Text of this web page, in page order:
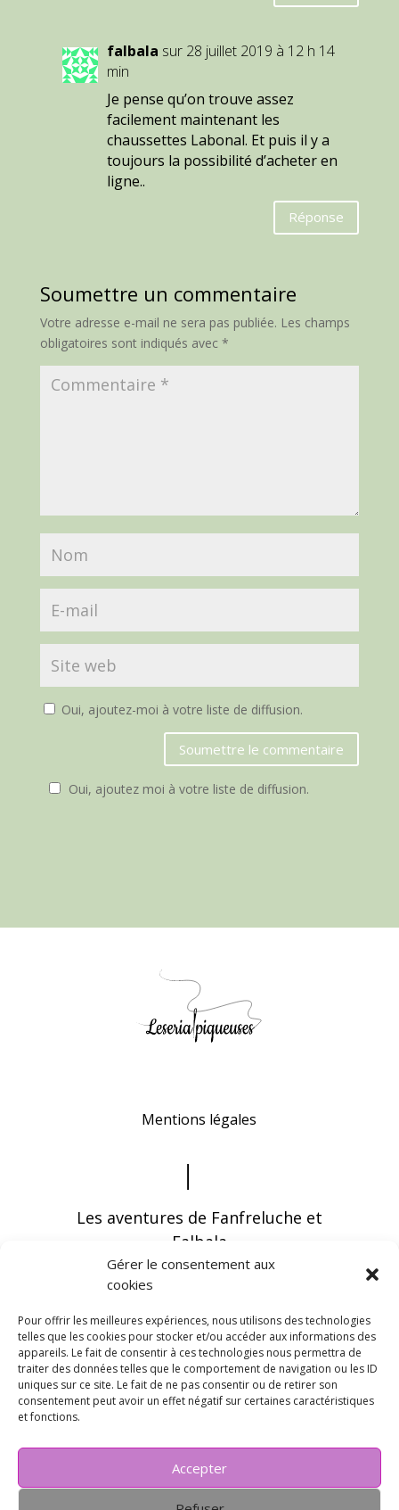
Gérer le consentement aux
cookies
Pour offrir les meilleures expériences, nous utilisons des technologies
telles que les cookies pour stocker et/ou accéder aux informations des
appareils. Le fait de consentir à ces technologies nous permettra de
traiter des données telles que le comportement de navigation ou les ID
uniques sur ce site. Le fait de ne pas consentir ou de retirer son
consentement peut avoir un effet négatif sur certaines caractéristiques
et fonctions.
Accepter
falbala sur 28 juillet 2019 à 12 h 14
min
Je pense qu’on trouve assez
facilement maintenant les
chaussettes Labonal. Et puis il y a
toujours la possibilité d’acheter en
ligne..
Réponse
Soumettre un commentaire
Votre adresse e-mail ne sera pas publiée. Les champs
obligatoires sont indiqués avec *
Oui, ajoutez-moi à votre liste de diffusion.
Soumettre le commentaire
Oui, ajoutez moi à votre liste de diffusion.
Mentions légales
Les aventures de Fanfreluche et
Falbala
Vous pouvez recevoir les dernières infos en
vous abonnant à notre newsletter